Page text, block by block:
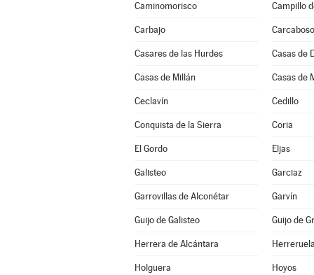
Caminomorisco Campillo
Carbajo Carcaboso
Casares de las Hurdes Casas de
Casas de Millán Casas de
Ceclavín Cedillo
Conquista de la Sierra Coria
El Gordo Eljas
Galisteo Garciaz
Garrovillas de Alconétar Garvín
Guijo de Galisteo Guijo de
Herrera de Alcántara Herreruela
Holguera Hoyos